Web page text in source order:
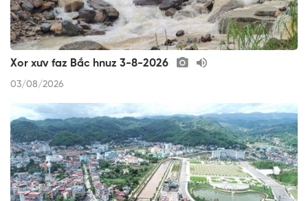
Xor xưv faz Bắc hnuz 3-8-2026
03/08/2026